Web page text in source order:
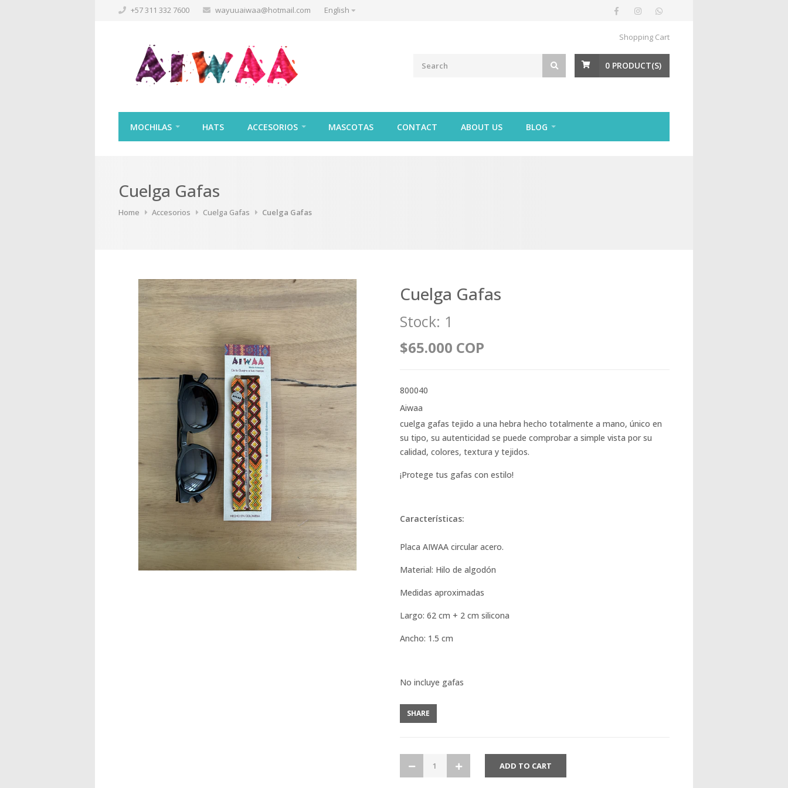
+57 311 332 7600 wayuuaiwaa@hotmail.com English
Shopping Cart
0 PRODUCT(S)
MOCHILAS HATS ACCESORIOS MASCOTAS CONTACT ABOUT US BLOG
Cuelga Gafas
Home Accesorios Cuelga Gafas Cuelga Gafas
Cuelga Gafas
Stock: 1
$65.000 COP
800040
Aiwaa
cuelga gafas tejido a una hebra hecho totalmente a mano, único en
su tipo, su autenticidad se puede comprobar a simple vista por su
calidad, colores, textura y tejidos.
¡Protege tus gafas con estilo!
Características:
Placa AIWAA circular acero.
Material: Hilo de algodón
Medidas aproximadas
Largo: 62 cm + 2 cm silicona
Ancho: 1.5 cm
No incluye gafas
SHARE